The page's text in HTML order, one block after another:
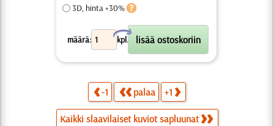
3D, hinta +30%
määrä: kpl.
X
-1 palaa +1
Kaikki slaavilaiset kuviot sapluunat